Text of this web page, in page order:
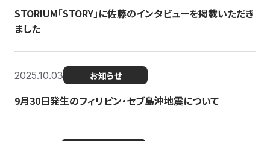
STORIUM「STORY」に佐藤のインタビューを掲載いただき
ました
2025.10.03 お知らせ
9月30日発生のフィリピン・セブ島沖地震について